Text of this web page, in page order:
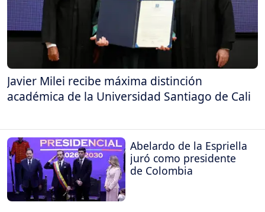
Javier Milei recibe máxima distinción
académica de la Universidad Santiago de Cali
Abelardo de la Espriella
juró como presidente
de Colombia